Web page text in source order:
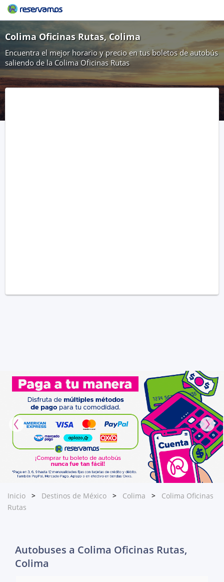
Colima Oficinas Rutas, Colima
Encuentra el mejor horario y precio en tus boletos de autobús
saliendo de la Colima Oficinas Rutas
Inicio Destinos de México Colima
Colima Oficinas
Rutas
Autobuses a Colima Oficinas Rutas,
Colima